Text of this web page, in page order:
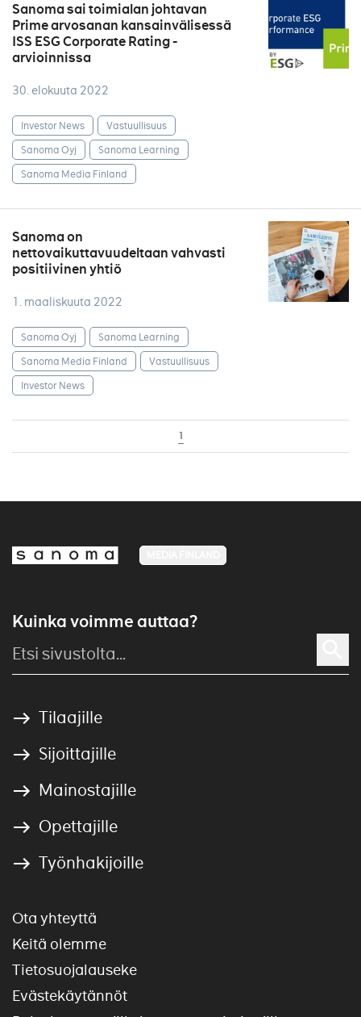
Sanoma sai toimialan johtavan
Prime arvosanan kansainvälisessä
ISS ESG Corporate Rating -
arvioinnissa
30. elokuuta 2022
Investor News
Vastuullisuus
Sanoma Oyj
Sanoma Learning
Sanoma Media Finland
Sanoma on
nettovaikuttavuudeltaan vahvasti
positiivinen yhtiö
1. maaliskuuta 2022
Sanoma Oyj
Sanoma Learning
Sanoma Media Finland
Vastuullisuus
Investor News
1
Kuinka voimme auttaa?
Tilaajille
Sijoittajille
Mainostajille
Opettajille
Työnhakijoille
Ota yhteyttä
Keitä olemme
Tietosuojalauseke
Evästekäytännöt